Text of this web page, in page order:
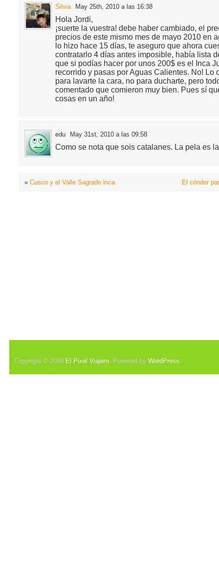
Silvia May 25th, 2010 a las 16:38
Hola Jordi,
¡suerte la vuestra! debe haber cambiado, el
precios de este mismo mes de mayo 2010 en
lo hizo hace 15 días, te aseguro que ahora
contratarlo 4 días antes imposible, había lista
que si podías hacer por unos 200$ es el Inca
recorrido y pasas por Aguas Calientes. No! Lo
para lavarte la cara, no para ducharte, pero
comentado que comieron muy bien. Pues sí
cosas en un año!
edu May 31st, 2010 a las 09:58
Como se nota que sois catalanes. La pela es
« Cusco y el Valle Sagrado inca El cóndor
Copyright © 2026 El Pixel Viajero. Powered by WordPress.